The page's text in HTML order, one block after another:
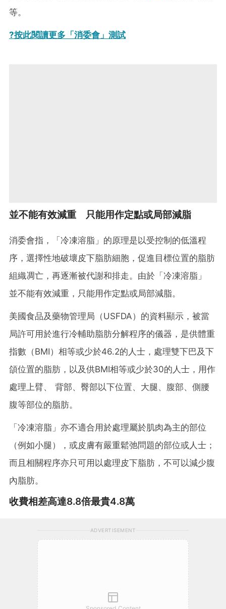
等。
?按此閱讀更多「消委會」測試
並不能有效減重 只能用作定點或局部減脂
消委會指，「冷凍溶脂」的原理是以受控制的低溫程
序，選擇性地破壞皮下脂肪細胞，促進目標位置的脂肪
組織凋亡，再逐漸被代謝和排走。由於「冷凍溶脂」
並不能有效減重，只能用作定點或局部減脂。
美國食品及藥物管理局（USFDA）的資料顯示，被當
局許可用於進行冷輔助脂肪分解程序的儀器，是供體重
指數（BMI）相等或少於46.2的人士，處理雙下巴及下
頜位置的脂肪，以及供BMI相等或少於30的人士，用作
處理上臂、 背部、臀部以下位置、大腿、腹部、側腰
腹等部位的脂肪。
「冷凍溶脂」亦不適合用於處理屬於肌肉為主的部位
（例如小腿），或皮膚有嚴重鬆弛問題的部位或人士；
而且相關程序亦只可用以處理皮下脂肪，不可以減少腹
內脂肪。
收費相差高達8.8倍最貴4.8萬
ADVERTISEMENT